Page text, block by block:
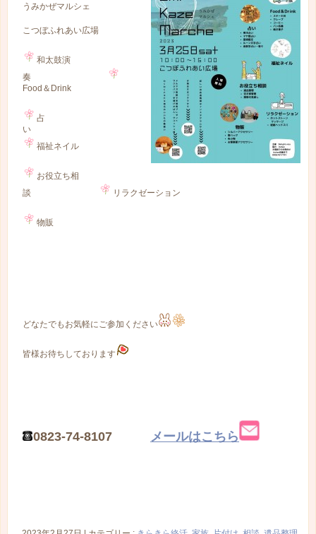
うみかぜマルシェ
こつぼふれあい広場
和太鼓演
奏
Food＆Drink
占
い
福祉ネイル
お役立ち相
談
リラクゼーション
物販
どなたでもお気軽にご参加ください
皆様お待ちしております
0823-74-8107 メールはこちら